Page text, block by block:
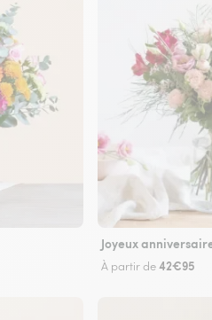
Joyeux
À partir de42€95